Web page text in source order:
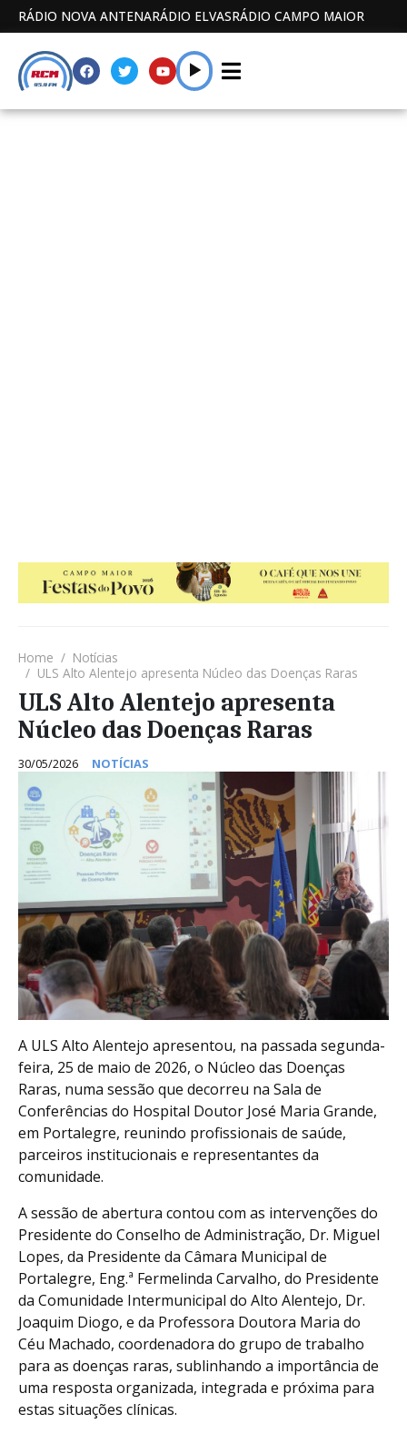
RÁDIO NOVA ANTENARÁDIO ELVASRÁDIO CAMPO MAIOR
Home
Notícias
ULS Alto Alentejo apresenta Núcleo das Doenças Raras
ULS Alto Alentejo apresenta
Núcleo das Doenças Raras
30/05/2026 NOTÍCIAS
A ULS Alto Alentejo apresentou, na passada segunda-
feira, 25 de maio de 2026, o Núcleo das Doenças
Raras, numa sessão que decorreu na Sala de
Conferências do Hospital Doutor José Maria Grande,
em Portalegre, reunindo profissionais de saúde,
parceiros institucionais e representantes da
comunidade.
A sessão de abertura contou com as intervenções do
Presidente do Conselho de Administração, Dr. Miguel
Lopes, da Presidente da Câmara Municipal de
Portalegre, Eng.ª Fermelinda Carvalho, do Presidente
da Comunidade Intermunicipal do Alto Alentejo, Dr.
Joaquim Diogo, e da Professora Doutora Maria do
Céu Machado, coordenadora do grupo de trabalho
para as doenças raras, sublinhando a importância de
uma resposta organizada, integrada e próxima para
estas situações clínicas.